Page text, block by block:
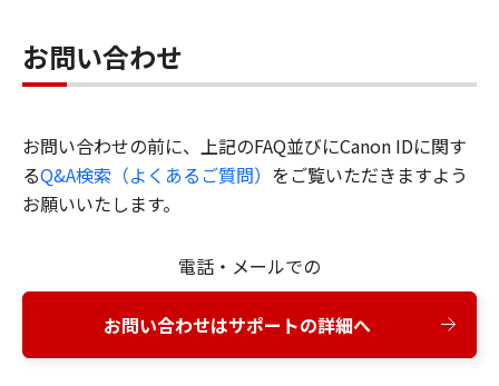
お問い合わせ
お問い合わせの前に、上記のFAQ並びにCanon IDに関す
るQ&A検索（よくあるご質問） をご覧いただきますよう
お願いいたします。
電話・メールでの
お問い合わせはサポートの詳細へ